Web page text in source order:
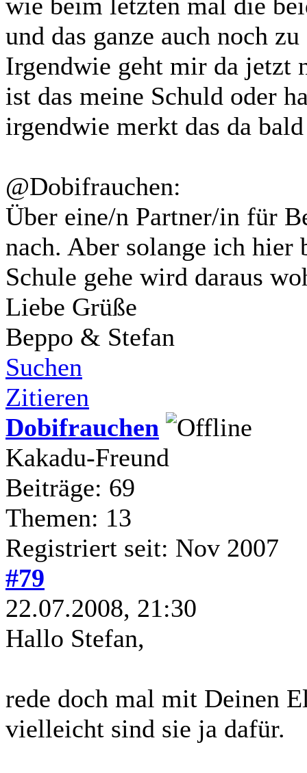
und das ganze auch noch
Irgendwie geht mir da jetzt
ist das meine Schuld oder
irgendwie merkt das da
@Dobifrauchen:
Über eine/n Partner/in für
nach. Aber solange ich
Schule gehe wird daraus
Liebe Grüße
Beppo & Stefan
Suchen
Zitieren
Dobifrauchen
Kakadu-Freund
Beiträge: 69
Themen: 13
Registriert seit: Nov 2007
#79
22.07.2008, 21:30
Hallo Stefan,
rede doch mal mit Deinen
vielleicht sind sie ja dafür.